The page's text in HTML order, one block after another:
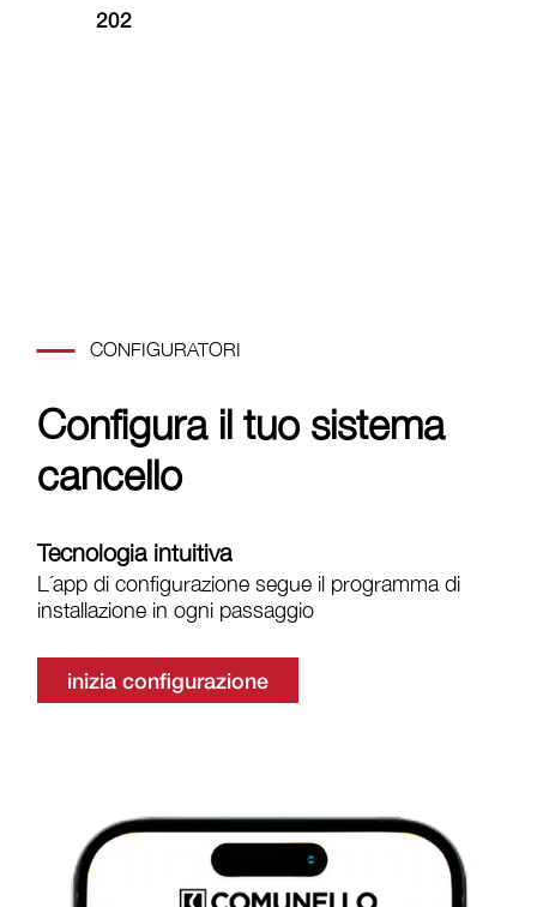
202
CONFIGURATORI
Configura il tuo sistema
cancello
Tecnologia intuitiva
L´app di configurazione segue il programma di
installazione in ogni passaggio
inizia configurazione